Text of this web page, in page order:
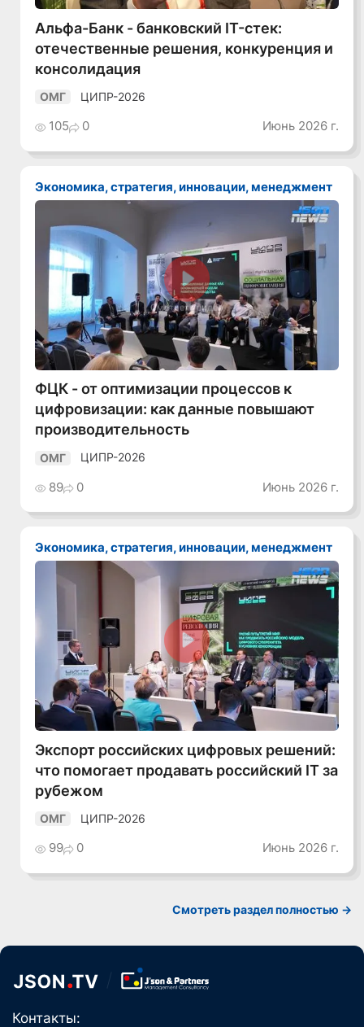
Альфа-Банк - банковский IT-стек:
отечественные решения, конкуренция и
консолидация
ОМГ ЦИПР-2026
105 0 Июнь 2026 г.
Экономика, стратегия, инновации, менеджмент
Смотреть видео
ФЦК - от оптимизации процессов к
цифровизации: как данные повышают
производительность
ОМГ ЦИПР-2026
89 0 Июнь 2026 г.
Экономика, стратегия, инновации, менеджмент
Смотреть видео
Экспорт российских цифровых решений:
что помогает продавать российский IT за
рубежом
ОМГ ЦИПР-2026
99 0 Июнь 2026 г.
Смотреть раздел полностью ->
Контакты: